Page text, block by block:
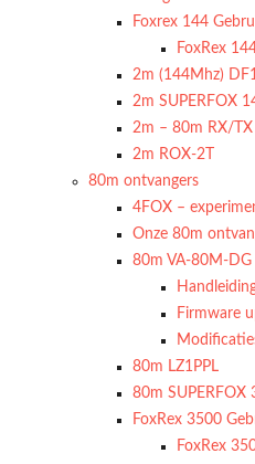
Foxrex 144
FoxRex
2m (144Mhz)
2m SUPERFOX
2m – 80m RX/TX
2m ROX-2T
80m ontvangers
4FOX –
Onze 80m
80m VA-80M-DG
Firmware
80m LZ1PPL
80m SUPERFOX
FoxRex 3500
FoxRex